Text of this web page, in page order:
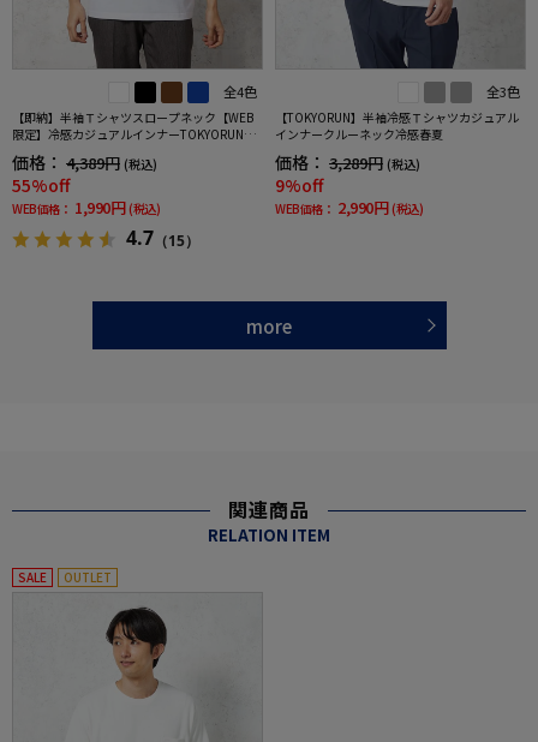
全4色
【即納】半袖Ｔシャツスロープネック【WEB
限定】冷感カジュアルインナーTOKYORUN春
夏
価格： 4,389円 (税込)
55%off
WEB価格： 1,990円 (税込)
4.7 （15）
全3色
【TOKYORUN】半袖冷感Ｔシャツカジュアル
インナークルーネック冷感春夏
価格： 3,289円 (税込)
9%off
WEB価格： 2,990円 (税込)
more
関連商品
RELATION ITEM
SALE OUTLET